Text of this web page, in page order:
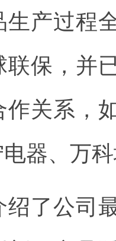
产过程
联保，并
作关系，
器、万
了公司